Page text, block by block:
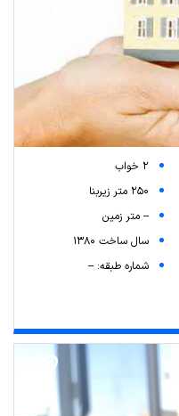
2 خواب
250 متر زیربنا
-- متر زمین
سال ساخت 1380
شماره طبقه: --